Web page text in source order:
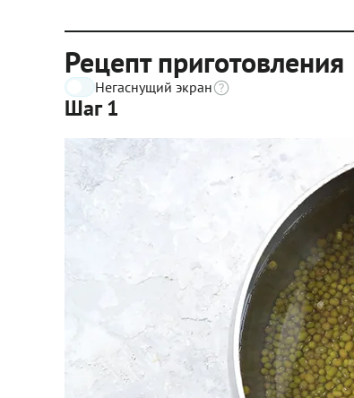
Рецепт приготовления
Негаснущий экран
Шаг 1